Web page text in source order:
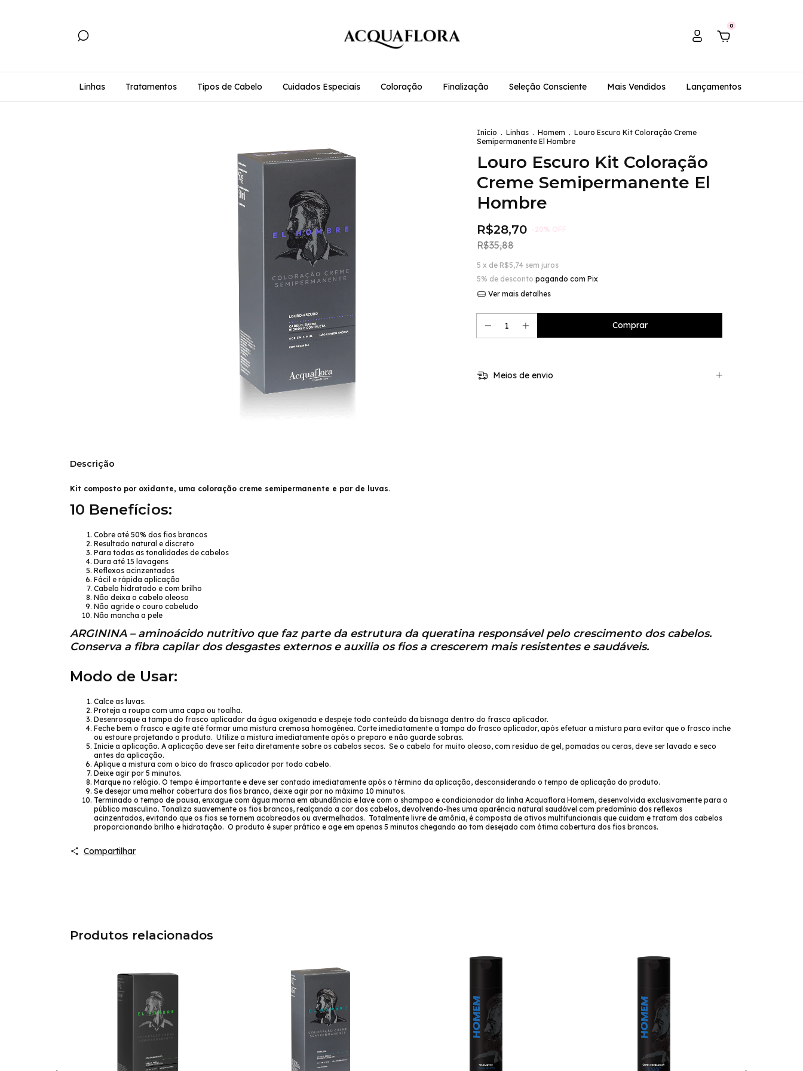
0
Linhas Tratamentos Tipos de Cabelo Cuidados Especiais Coloração Finalização Seleção Consciente Mais Vendidos Lançamentos
Início . Linhas . Homem . Louro Escuro Kit Coloração Creme
Semipermanente El Hombre
Louro Escuro Kit Coloração
Creme Semipermanente El
Hombre
R$28,70 -20% OFF
R$35,88
5 x de R$5,74 sem juros
5% de desconto pagando com Pix
Ver mais detalhes
Meios de envio
Descrição
Kit composto por oxidante, uma coloração creme semipermanente e par de luvas.
10 Benefícios:
Cobre até 50% dos fios brancos
Resultado natural e discreto
Para todas as tonalidades de cabelos
Dura até 15 lavagens
Reflexos acinzentados
Fácil e rápida aplicação
Cabelo hidratado e com brilho
Não deixa o cabelo oleoso
Não agride o couro cabeludo
Não mancha a pele
ARGININA– aminoácido nutritivo que faz parte da estrutura da queratina responsável pelo crescimento dos cabelos.
Conserva a fibra capilar dos desgastes externos e auxilia os fios a crescerem mais resistentes e saudáveis.
Modo de Usar:
Calce as luvas.
Proteja a roupa com uma capa ou toalha.
Desenrosque a tampa do frasco aplicador da água oxigenada e despeje todo conteúdo da bisnaga dentro do frasco aplicador.
Feche bem o frasco e agite até formar uma mistura cremosa homogênea. Corte imediatamente a tampa do frasco aplicador, após efetuar a mistura para evitar que o frasco inche
ou estoure projetando o produto. Utilize a mistura imediatamente após o preparo e não guarde sobras.
Inicie a aplicação. A aplicação deve ser feita diretamente sobre os cabelos secos. Se o cabelo for muito oleoso, com resíduo de gel, pomadas ou ceras, deve ser lavado e seco
antes da aplicação.
Aplique a mistura com o bico do frasco aplicador por todo cabelo.
Deixe agir por 5 minutos.
Marque no relógio. O tempo é importante e deve ser contado imediatamente após o término da aplicação, desconsiderando o tempo de aplicação do produto.
Se desejar uma melhor cobertura dos fios branco, deixe agir por no máximo 10 minutos.
Terminado o tempo de pausa, enxague com água morna em abundância e lave com o shampoo e condicionador da linha Acquaflora Homem, desenvolvida exclusivamente para o
público masculino. Tonaliza suavemente os fios brancos, realçando a cor dos cabelos, devolvendo-lhes uma aparência natural saudável com predomínio dos reflexos
acinzentados, evitando que os fios se tornem acobreados ou avermelhados. Totalmente livre de amônia, é composta de ativos multifuncionais que cuidam e tratam dos cabelos
proporcionando brilho e hidratação. O produto é super prático e age em apenas 5 minutos chegando ao tom desejado com ótima cobertura dos fios brancos.
Compartilhar
Produtos relacionados